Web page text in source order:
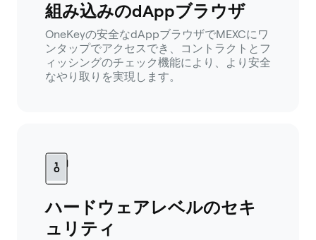
組み込みのdAppブラウザ
OneKeyの安全なdAppブラウザでMEXCにワ
ンタップでアクセスでき、コントラクトとフ
ィッシングのチェック機能により、より安全
なやり取りを実現します。
ハードウェアレベルのセキ
ュリティ